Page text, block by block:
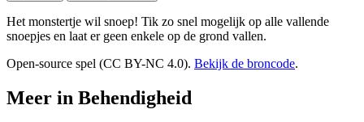
Het monstertje wil snoep! Tik zo snel mogelijk op alle vallende
snoepjes en laat er geen enkele op de grond vallen.
Open-source spel (CC BY-NC 4.0). Bekijk de broncode.
Meer in Behendigheid